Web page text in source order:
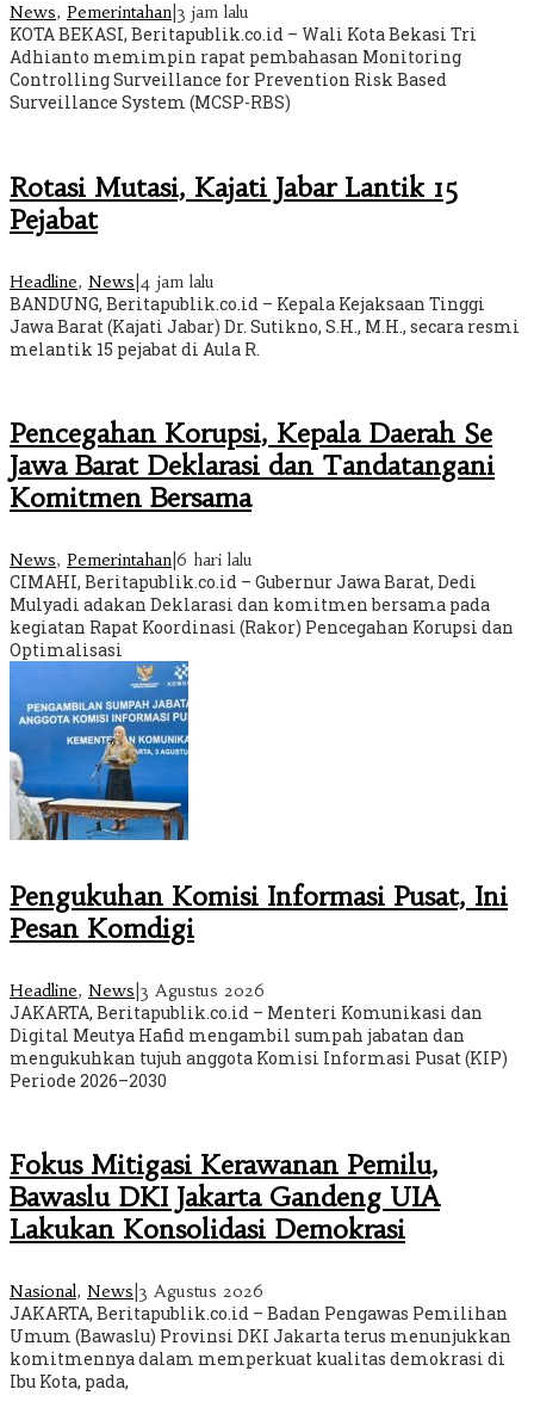
News, Pemerintahan 3 jam lalu
KOTA BEKASI, Beritapublik.co.id – Wali Kota Bekasi Tri
Adhianto memimpin rapat pembahasan Monitoring
Controlling Surveillance for Prevention Risk Based
Surveillance System (MCSP-RBS)
Rotasi Mutasi, Kajati Jabar Lantik 15
Pejabat
Headline, News 4 jam lalu
BANDUNG, Beritapublik.co.id – Kepala Kejaksaan Tinggi
Jawa Barat (Kajati Jabar) Dr. Sutikno, S.H., M.H., secara resmi
melantik 15 pejabat di Aula R.
Pencegahan Korupsi, Kepala Daerah Se
Jawa Barat Deklarasi dan Tandatangani
Komitmen Bersama
News, Pemerintahan 6 hari lalu
CIMAHI, Beritapublik.co.id – Gubernur Jawa Barat, Dedi
Mulyadi adakan Deklarasi dan komitmen bersama pada
kegiatan Rapat Koordinasi (Rakor) Pencegahan Korupsi dan
Optimalisasi
Pengukuhan Komisi Informasi Pusat, Ini
Pesan Komdigi
Headline, News 3 Agustus 2026
JAKARTA, Beritapublik.co.id – Menteri Komunikasi dan
Digital Meutya Hafid mengambil sumpah jabatan dan
mengukuhkan tujuh anggota Komisi Informasi Pusat (KIP)
Periode 2026–2030
Fokus Mitigasi Kerawanan Pemilu,
Bawaslu DKI Jakarta Gandeng UIA
Lakukan Konsolidasi Demokrasi
Nasional, News 3 Agustus 2026
JAKARTA, Beritapublik.co.id – Badan Pengawas Pemilihan
Umum (Bawaslu) Provinsi DKI Jakarta terus menunjukkan
komitmennya dalam memperkuat kualitas demokrasi di
Ibu Kota, pada,